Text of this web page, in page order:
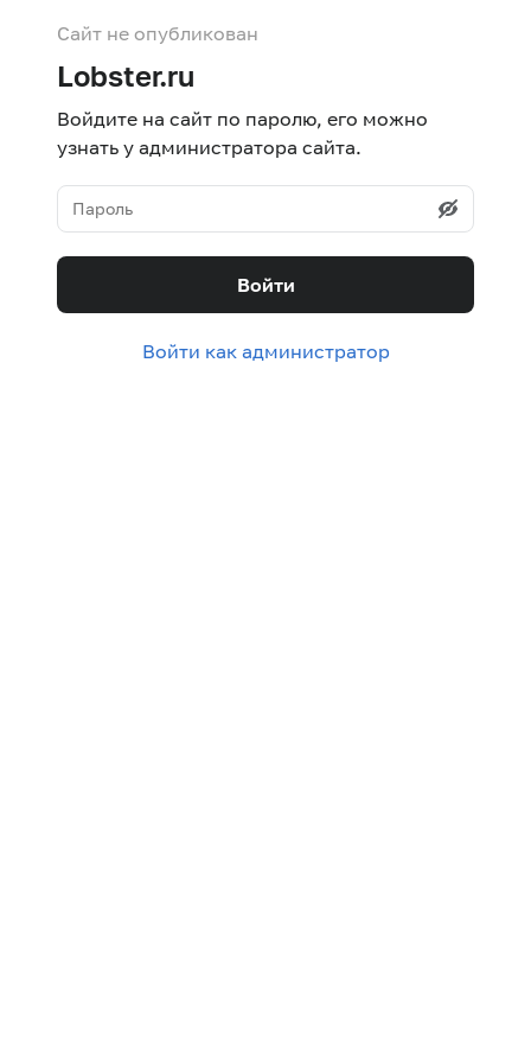
Сайт не опубликован
Lobster.ru
Войдите на сайт по паролю, его можно
узнать у администратора сайта.
Войти
Войти как администратор